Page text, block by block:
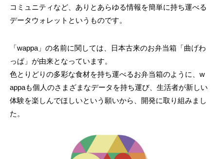
コミュニティなど、ありとあらゆる情報を簡単に持ち運べる
データウォレットというものです。
「wappa」の名前に関しては、日本古来のお弁当箱「曲げわ
っぱ」が由来となっています。
色とりどりの多彩な食材を持ち運べるお弁当箱のように、w
appaも個人のさまざまなデータを持ち運び、生活者が新しい
体験を楽しんでほしいという願いから、開発に取り組みまし
た。